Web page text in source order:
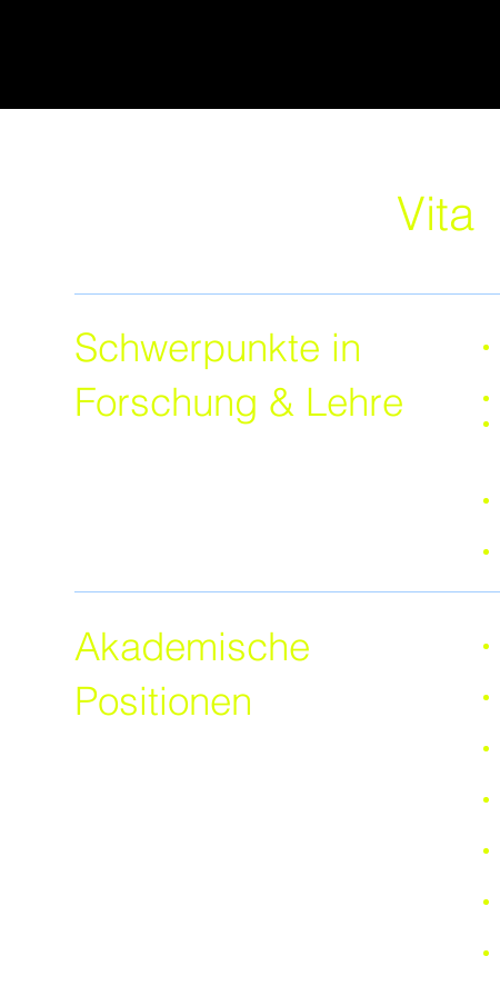
Vita
Schwerpunkte in
Forschung & Lehre
Akademische
Positionen